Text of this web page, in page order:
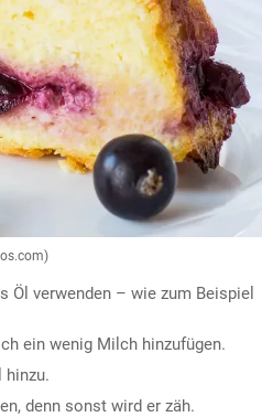
Öl verwenden – wie zum Beispiel
ein wenig Milch hinzufügen.
hinzu.
denn sonst wird er zäh.